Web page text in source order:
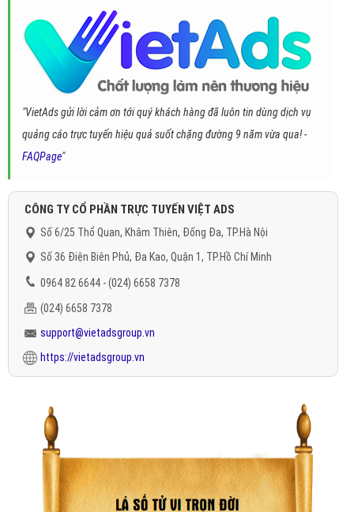
"VietAds gửi lời cảm ơn tới quý khách hàng đã luôn tin dùng dịch vụ
quảng cáo trực tuyến hiệu quả suốt chặng đường 9 năm vừa qua! -
FAQPage"
CÔNG TY CỔ PHẦN TRỰC TUYẾN VIỆT ADS
Số 6/25 Thổ Quan, Khâm Thiên, Đống Đa, TP.Hà Nội
Số 36 Điện Biên Phủ, Đa Kao, Quận 1, TP.Hồ Chí Minh
0964 82 6644 - (024) 6658 7378
(024) 6658 7378
support@vietadsgroup.vn
https://vietadsgroup.vn